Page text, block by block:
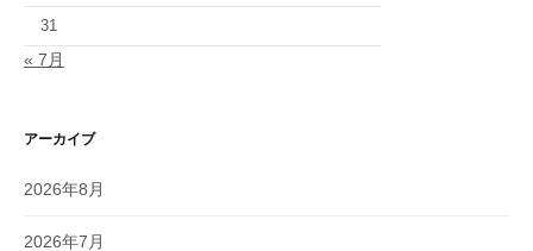
31
« 7月
アーカイブ
2026年8月
2026年7月